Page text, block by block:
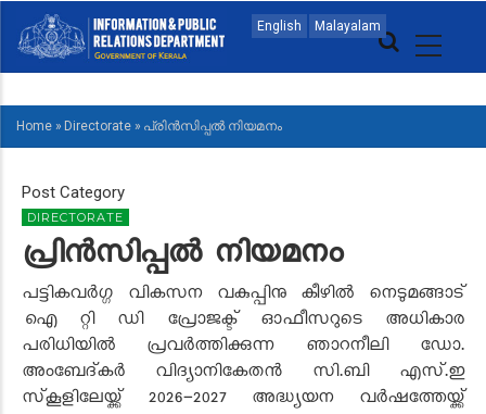
main
English Malayalam
MAIN
NAVIGATION
MALAYALAM
BREADCRUMB
Home » Directorate » പ്രിൻസിപ്പൽ നിയമനം
Post Category
DIRECTORATE
പ്രിൻസിപ്പൽ നിയമനം
പട്ടികവർഗ്ഗ വികസന വകുപ്പിനു കീഴിൽ നെടുമങ്ങാട്
ഐ റ്റി ഡി പ്രോജക്ട് ഓഫീസറുടെ അധികാര
പരിധിയിൽ പ്രവർത്തിക്കുന്ന ഞാറനീലി ഡോ.
അംബേദ്കർ വിദ്യാനികേതൻ സി.ബി എസ്.ഇ
സ്‌കൂളിലേയ്ക്ക് 2026-2027അദ്ധ്യയന വർഷത്തേയ്ക്ക്